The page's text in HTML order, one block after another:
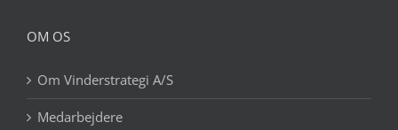
OM OS
Om Vinderstrategi A/S
Medarbejdere